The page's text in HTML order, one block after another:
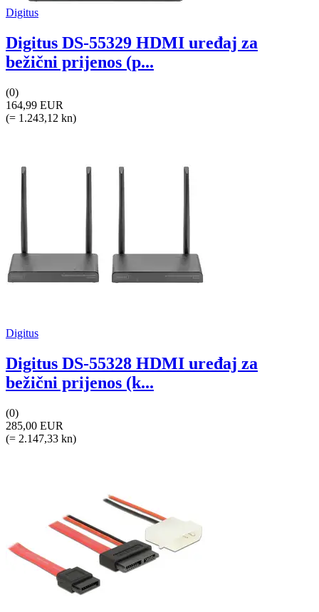
Digitus
Digitus DS-55329 HDMI uređaj za
bežični prijenos (p...
(0)
164,99 EUR
(= 1.243,12 kn)
Digitus
Digitus DS-55328 HDMI uređaj za
bežični prijenos (k...
(0)
285,00 EUR
(= 2.147,33 kn)